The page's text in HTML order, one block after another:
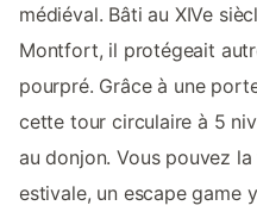
médiéval. Bâti au XIVe
Montfort, il protégeait
pourpré. Grâce à une
cette tour circulaire à 5
au donjon. Vous pouvez
estivale, un escape game